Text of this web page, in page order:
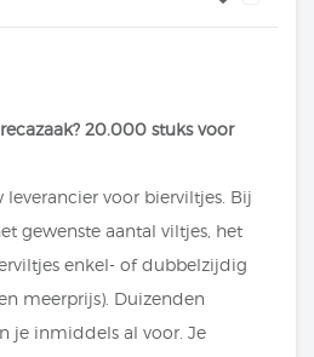
20.000 stuks voor
leverancier voor bierviltjes. Bij
gewenste aantal viltjes, het
enkel- of dubbelzijdig
meerprijs). Duizenden
je inmiddels al voor. Je